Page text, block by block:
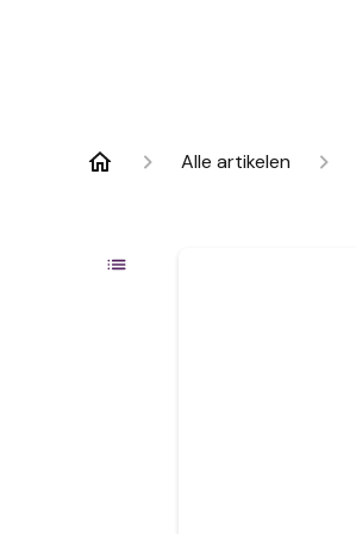
Alle artikelen